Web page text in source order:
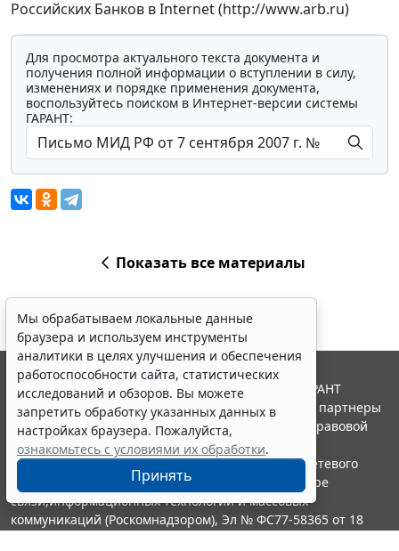
Российских Банков в Internet (http://www.arb.ru)
Для просмотра актуального текста документа и
получения полной информации о вступлении в силу,
изменениях и порядке применения документа,
воспользуйтесь поиском в Интернет-версии системы
ГАРАНТ:
Показать все материалы
Мы обрабатываем локальные данные
браузера и используем инструменты
аналитики в целях улучшения и обеспечения
работоспособности сайта, статистических
исследований и обзоров. Вы можете
запретить обработку указанных данных в
настройках браузера. Пожалуйста,
ознакомьтесь с условиями их обработки.
Принять
© ООО "НПП "ГАРАНТ-СЕРВИС", 2026. Система ГАРАНТ
выпускается с 1990 года. Компания "Гарант" и ее партнеры
являются участниками Российской ассоциации правовой
информации ГАРАНТ.
Портал ГАРАНТ.РУ зарегистрирован в качестве сетевого
издания Федеральной службой по надзору в сфере
связи,информационных технологий и массовых
коммуникаций (Роскомнадзором), Эл № ФС77-58365 от 18